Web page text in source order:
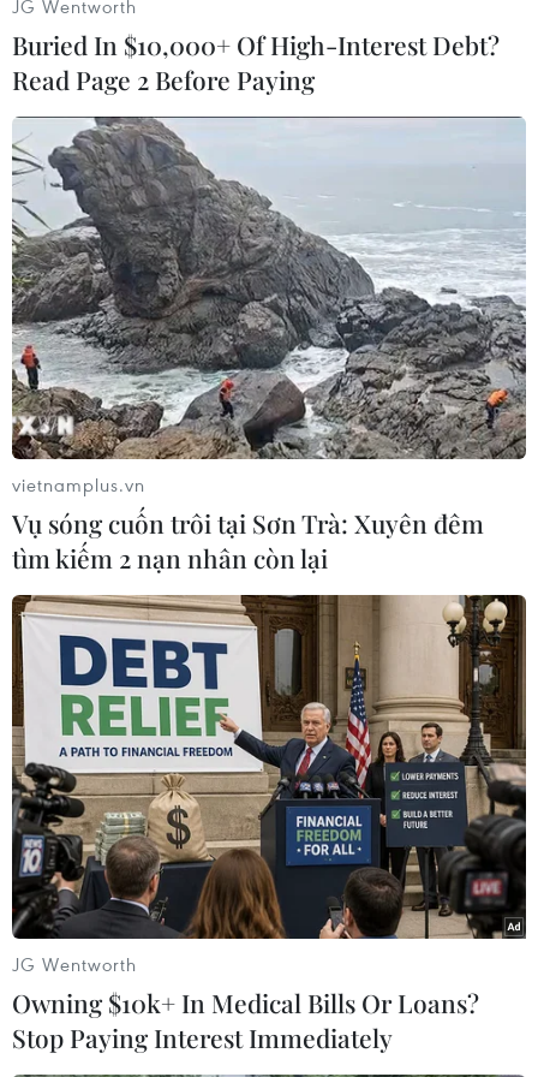
Nga: Ba Lan từ chối tham
vấn về sự cố UAV
Đại diện thường trực Nga tại các
tổ chức quốc tế cho biết Bộ Quốc
phòng Ba Lan “chưa sẵn sàng”
tiếp nhận đề nghị tham vấn từ
phía Nga liên quan sự cố UAV.
(Vietnam+)
#UAV #Ukraine #Ba Lan Ba Lan Ukraine
Theo dõi VietnamPlus
TIN LIÊN QUAN
JG Wentworth
Buried In $10,000+ Of High-Interest Debt?
Read Page 2 Before Paying
vietnamplus.vn
Vụ sóng cuốn trôi tại Sơn Trà: Xuyên đêm
tìm kiếm 2 nạn nhân còn lại
JG Wentworth
Owning $10k+ In Medical Bills Or Loans?
Stop Paying Interest Immediately